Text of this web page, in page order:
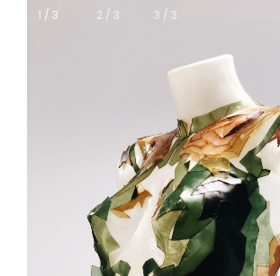
1 / 3
1 / 3 2 / 3 3 / 3